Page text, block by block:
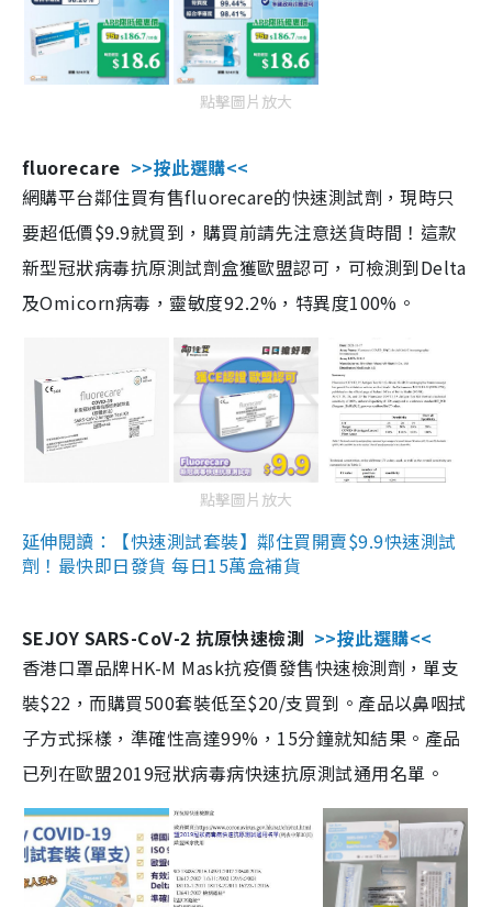
點擊圖片放大
fluorecare >>按此選購<<
網購平台鄰住買有售fluorecare的快速測試劑，現時只
要超低價$9.9就買到，購買前請先注意送貨時間！這款
新型冠狀病毒抗原測試劑盒獲歐盟認可，可檢測到Delta
及Omicorn病毒，靈敏度92.2%，特異度100%。
點擊圖片放大
延伸閱讀：【快速測試套裝】鄰住買開賣$9.9快速測試
劑！最快即日發貨 每日15萬盒補貨
SEJOY SARS-CoV-2 抗原快速檢測 >>按此選購<<
香港口罩品牌HK-M Mask抗疫價發售快速檢測劑，單支
裝$22，而購買500套裝低至$20/支買到。產品以鼻咽拭
子方式採樣，準確性高達99%，15分鐘就知結果。產品
已列在歐盟2019冠狀病毒病快速抗原測試通用名單。